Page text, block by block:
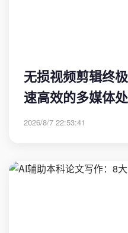
无损视频剪辑终
速高效的多媒体
2026/8/7 22:53:41